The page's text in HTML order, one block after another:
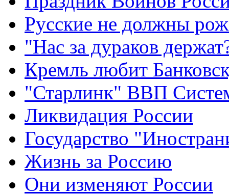
Русские не должны
"Нас за дураков
Кремль любит
"Старлинк" ВВП
Ликвидация России
Государство
Жизнь за Россию
Они изменяют России